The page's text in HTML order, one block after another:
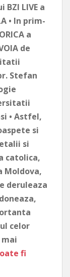
LIVE a
• In prim-
a
de
Stefan
• Astfel,
si
si
catolica,
Moldova,
deruleaza
celor
mai
fi